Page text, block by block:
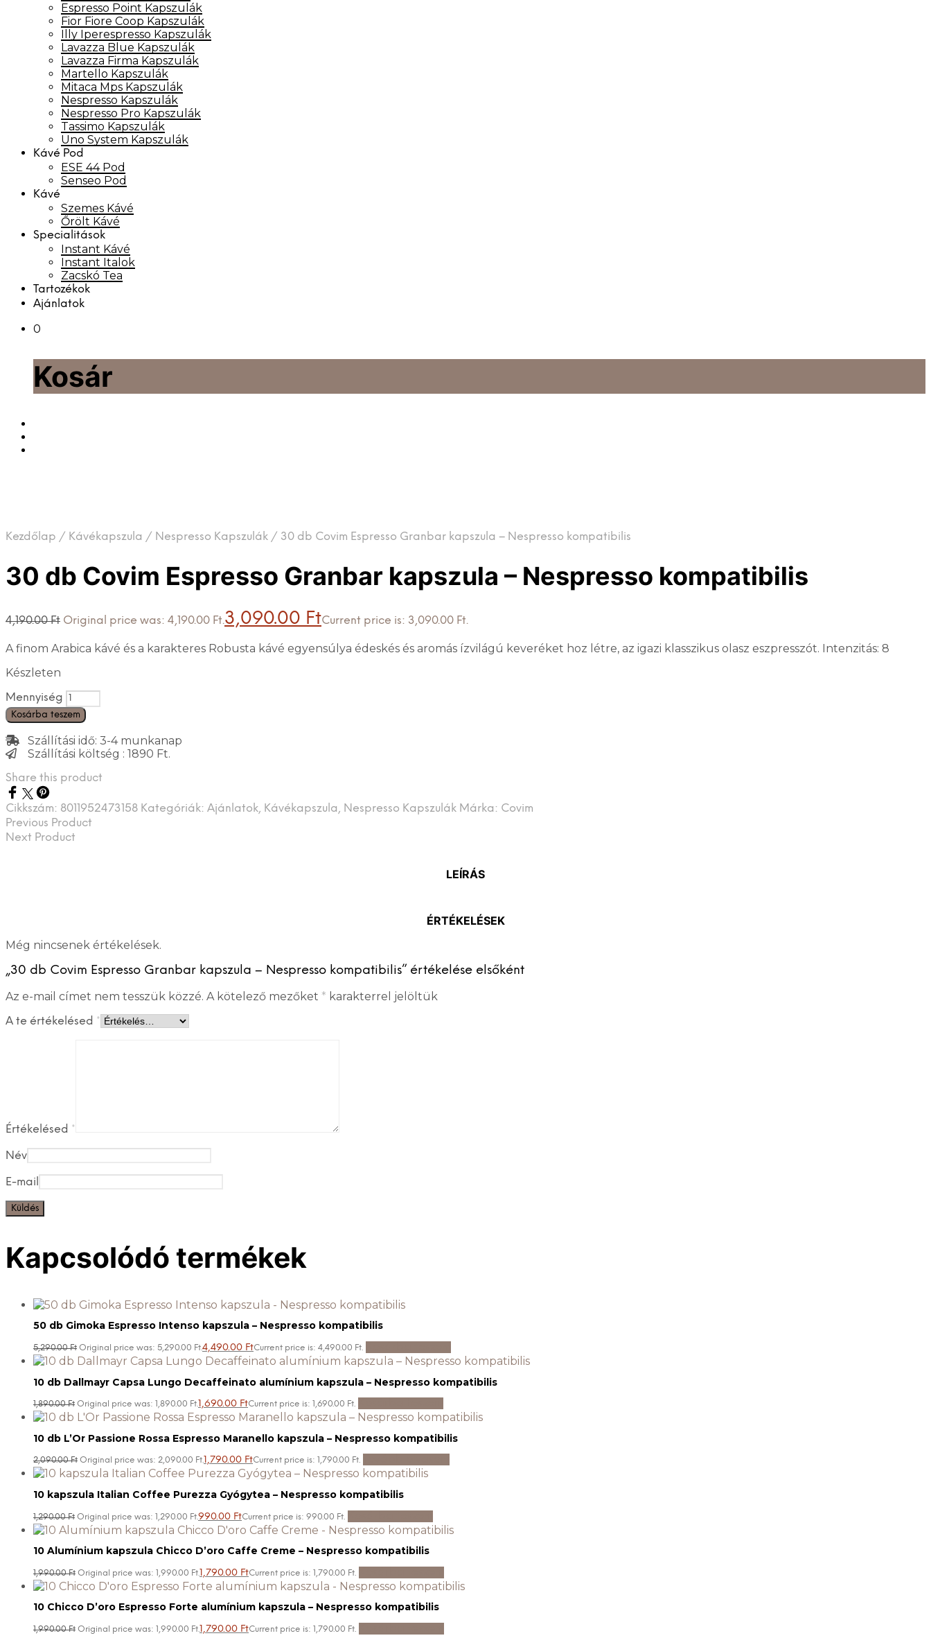
Espresso Point Kapszulák
Fior Fiore Coop Kapszulák
Illy Iperespresso Kapszulák
Lavazza Blue Kapszulák
Lavazza Firma Kapszulák
Martello Kapszulák
Mitaca Mps Kapszulák
Nespresso Kapszulák
Nespresso Pro Kapszulák
Tassimo Kapszulák
Uno System Kapszulák
Kávé Pod
ESE 44 Pod
Senseo Pod
Kávé
Szemes Kávé
Őrölt Kávé
Specialitások
Instant Kávé
Instant Italok
Zacskó Tea
Tartozékok
Ajánlatok
0
Kosár
Kezdőlap / Kávékapszula / Nespresso Kapszulák / 30 db Covim Espresso Granbar kapszula – Nespresso kompatibilis
30 db Covim Espresso Granbar kapszula – Nespresso kompatibilis
4,190.00Ft Original price was: 4,190.00 Ft.3,090.00 FtCurrent price is: 3,090.00 Ft.
A finom Arabica kávé és a karakteres Robusta kávé egyensúlya édeskés és aromás ízvilágú keveréket hoz létre, az igazi klasszikus olasz eszpresszót. Intenzitás: 8
Készleten
Mennyiség
Kosárba teszem
Szállítási idő: 3-4 munkanap
Szállítási költség : 1890 Ft.
Share this product
Cikkszám: 8011952473158 Kategóriák: Ajánlatok, Kávékapszula, Nespresso Kapszulák Márka: Covim
Previous Product
Next Product
LEÍRÁS
ÉRTÉKELÉSEK
Még nincsenek értékelések.
„30 db Covim Espresso Granbar kapszula – Nespresso kompatibilis” értékelése elsőként
Az e-mail címet nem tesszük közzé. A kötelező mezőket * karakterrel jelöltük
A te értékelésed *
Értékelésed *
Név
E-mail
Kapcsolódó termékek
50 db Gimoka Espresso Intenso kapszula – Nespresso kompatibilis
5,290.00Ft Original price was: 5,290.00 Ft.4,490.00 FtCurrent price is: 4,490.00 Ft.
10 db Dallmayr Capsa Lungo Decaffeinato alumínium kapszula – Nespresso kompatibilis
1,890.00Ft Original price was: 1,890.00 Ft.1,690.00 FtCurrent price is: 1,690.00 Ft.
10 db L’Or Passione Rossa Espresso Maranello kapszula – Nespresso kompatibilis
2,090.00Ft Original price was: 2,090.00 Ft.1,790.00 FtCurrent price is: 1,790.00 Ft.
10 kapszula Italian Coffee Purezza Gyógytea – Nespresso kompatibilis
1,290.00Ft Original price was: 1,290.00 Ft.990.00 FtCurrent price is: 990.00 Ft.
10 Alumínium kapszula Chicco D’oro Caffe Creme – Nespresso kompatibilis
1,990.00Ft Original price was: 1,990.00 Ft.1,790.00 FtCurrent price is: 1,790.00 Ft.
10 Chicco D’oro Espresso Forte alumínium kapszula – Nespresso kompatibilis
1,990.00Ft Original price was: 1,990.00 Ft.1,790.00 FtCurrent price is: 1,790.00 Ft.